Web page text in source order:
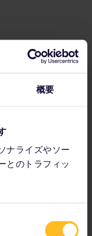
概要
ナライズやソー
とのトラフィッ